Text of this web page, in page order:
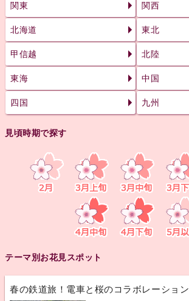
関東 関西
北海道 東北
甲信越 北陸
東海 中国
四国 九州
見頃時期で探す
テーマ別お花見スポット
春の鉄道旅！電車と桜のコラボレーション